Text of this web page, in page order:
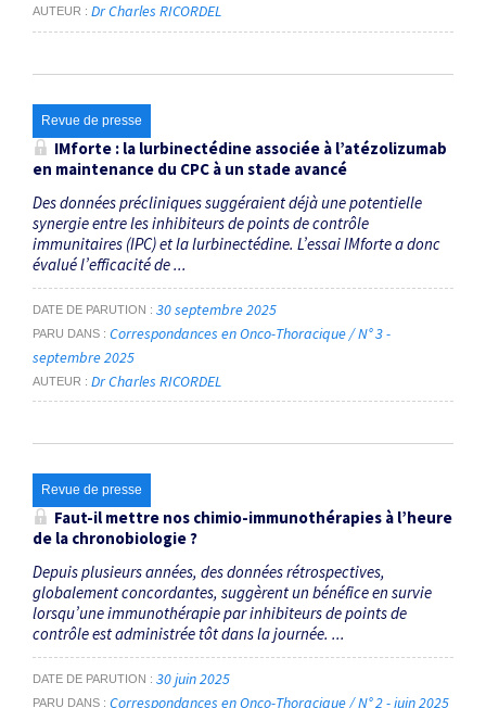
AUTEUR Dr Charles RICORDEL
Revue de presse
IMforte : la lurbinectédine associée à l’atézolizumab
en maintenance du CPC à un stade avancé
Des données précliniques suggéraient déjà une potentielle
synergie entre les inhibiteurs de points de contrôle
immunitaires (IPC) et la lurbinectédine. L’essai IMforte a donc
évalué l’efficacité de ...
DATE DE PARUTION 30 septembre 2025
PARU DANS
Correspondances en Onco-Thoracique / N° 3 -
septembre 2025
AUTEUR Dr Charles RICORDEL
Revue de presse
Faut-il mettre nos chimio-immunothérapies à l’heure
de la chronobiologie ?
Depuis plusieurs années, des données rétrospectives,
globalement concordantes, suggèrent un bénéfice en survie
lorsqu’une immuno­thérapie par inhibiteurs de points de
contrôle est administrée tôt dans la journée. ...
DATE DE PARUTION 30 juin 2025
PARU DANS Correspondances en Onco-Thoracique / N° 2 - juin 2025